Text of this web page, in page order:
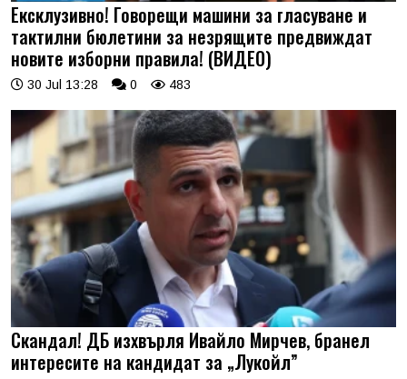
Ексклузивно! Говорещи машини за гласуване и
тактилни бюлетини за незрящите предвиждат
новите изборни правила! (ВИДЕО)
30 Jul 13:28 0 483
Скандал! ДБ изхвърля Ивайло Мирчев, бранел
интересите на кандидат за „Лукойл”